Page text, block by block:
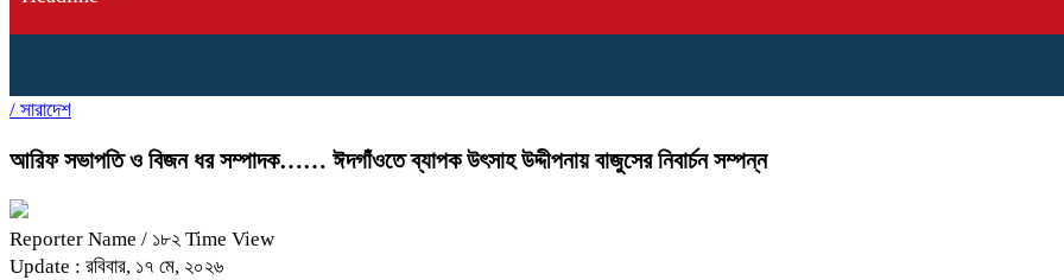
/ সারাদেশ
আরিফ সভাপতি ও বিজন ধর সম্পাদক…… ঈদগাঁওতে ব্যাপক উৎসাহ উদ্দীপনায় বাজুসের নিবার্চন সম্পন্ন
Reporter Name / ১৮২ Time View
Update : রবিবার, ১৭ মে, ২০২৬